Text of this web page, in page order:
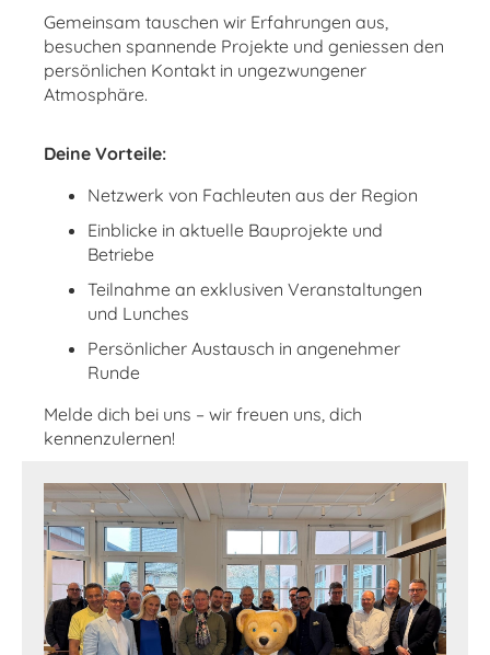
Gemeinsam tauschen wir Erfahrungen aus,
besuchen spannende Projekte und geniessen den
persönlichen Kontakt in ungezwungener
Atmosphäre.
Deine Vorteile:
Netzwerk von Fachleuten aus der Region
Einblicke in aktuelle Bauprojekte und
Betriebe
Teilnahme an exklusiven Veranstaltungen
und Lunches
Persönlicher Austausch in angenehmer
Runde
Melde dich bei uns – wir freuen uns, dich
kennenzulernen!